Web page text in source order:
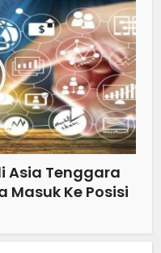
Asia Tenggara
Masuk Ke Posisi